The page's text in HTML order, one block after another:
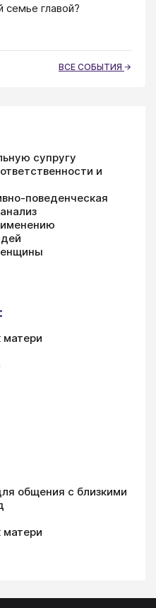
семье главой?
ВСЕ СОБЫТИЯ
супругу
и
поведенческая
матери
общения с близкими
матери